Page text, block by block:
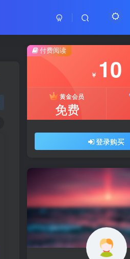
付费阅读
￥ 10
黄金会员
免费
登录购买